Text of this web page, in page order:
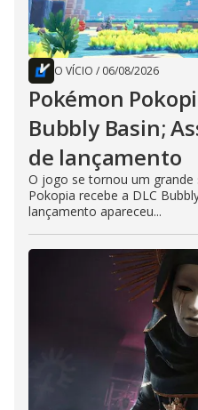
O VÍCIO / 06/08/2026
Pokémon
Bubbly Basin;
de lançamento
O jogo se tornou um
Pokopia recebe a DLC
lançamento apareceu...